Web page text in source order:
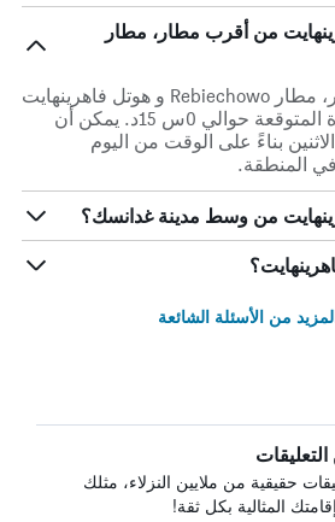
من أقرب مطار، مطار
المسافة بين أقرب مطار، مطار Rebiechowo و هوتل فاهرينهايت
هي 20.3 كم ومدة القيادة المتوقعة حوالي 0س 15د. يمكن أن
بناءً على الوقت من اليوم
المنطقة.
من وسط مدينة غدانسك؟
من الأسئلة الشائعة
حقيقية من ملايين النزلاء، مثلك
المثالية بكل ثقة!